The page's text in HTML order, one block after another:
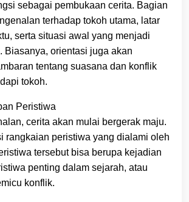
sebagai pembukaan cerita. Bagian
terhadap tokoh utama, latar
serta situasi awal yang menjadi
Biasanya, orientasi juga akan
tentang suasana dan konflik
tokoh.
Peristiwa
cerita akan mulai bergerak maju.
rangkaian peristiwa yang dialami oleh
tersebut bisa berupa kejadian
penting dalam sejarah, atau
konflik.